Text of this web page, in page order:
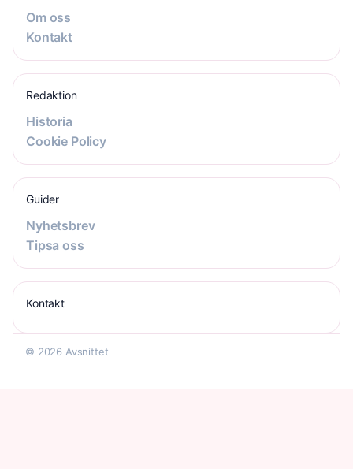
Om oss
Kontakt
Redaktion
Historia
Cookie Policy
Guider
Nyhetsbrev
Tipsa oss
Kontakt
© 2026 Avsnittet